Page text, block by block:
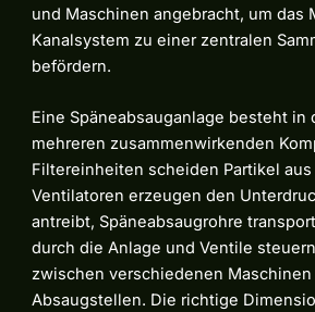
und Maschinen angebracht, um das
Kanalsystem zu einer zentralen
befördern.
Eine Späneabsauganlage besteht in
mehreren zusammenwirkenden
Filtereinheiten scheiden Partikel
Ventilatoren erzeugen den
antreibt, Späneabsaugrohre
durch die Anlage und Ventile
zwischen verschiedenen Maschinen
Absaugstellen. Die richtige